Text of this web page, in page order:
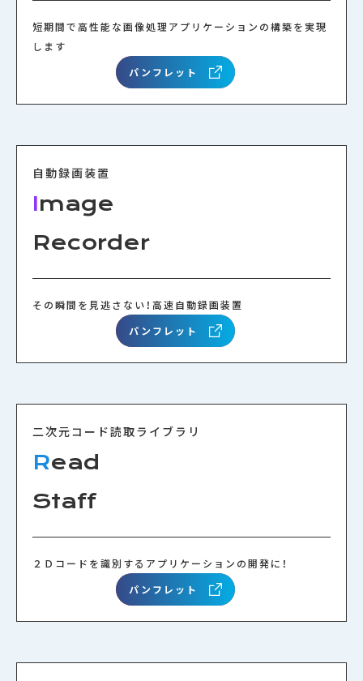
短期間で高性能な画像処理アプリケーションの構築を実現
します
パンフレット
自動録画装置
Image
Recorder
その瞬間を見逃さない！高速自動録画装置
パンフレット
二次元コード読取ライブラリ
Read
Staff
２Ｄコードを識別するアプリケーションの開発に！
パンフレット